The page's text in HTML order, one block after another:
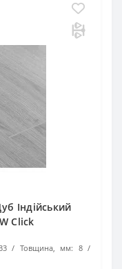
Індійський
Click
Товщина, мм: 8